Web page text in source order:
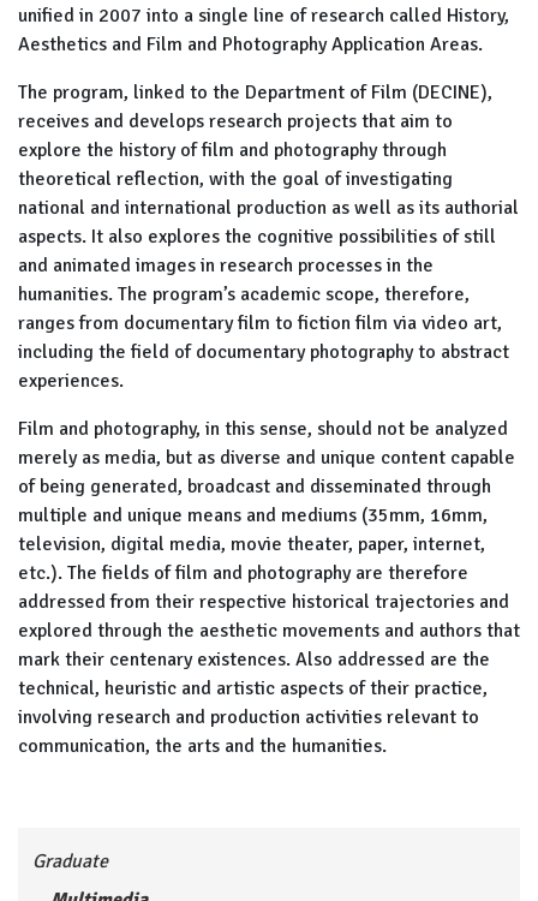
unified in 2007 into a single line of research called History,
Aesthetics and Film and Photography Application Areas.
The program, linked to the Department of Film (DECINE),
receives and develops research projects that aim to
explore the history of film and photography through
theoretical reflection, with the goal of investigating
national and international production as well as its authorial
aspects. It also explores the cognitive possibilities of still
and animated images in research processes in the
humanities. The program’s academic scope, therefore,
ranges from documentary film to fiction film via video art,
including the field of documentary photography to abstract
experiences.
Film and photography, in this sense, should not be analyzed
merely as media, but as diverse and unique content capable
of being generated, broadcast and disseminated through
multiple and unique means and mediums (35mm, 16mm,
television, digital media, movie theater, paper, internet,
etc.). The fields of film and photography are therefore
addressed from their respective historical trajectories and
explored through the aesthetic movements and authors that
mark their centenary existences. Also addressed are the
technical, heuristic and artistic aspects of their practice,
involving research and production activities relevant to
communication, the arts and the humanities.
Graduate